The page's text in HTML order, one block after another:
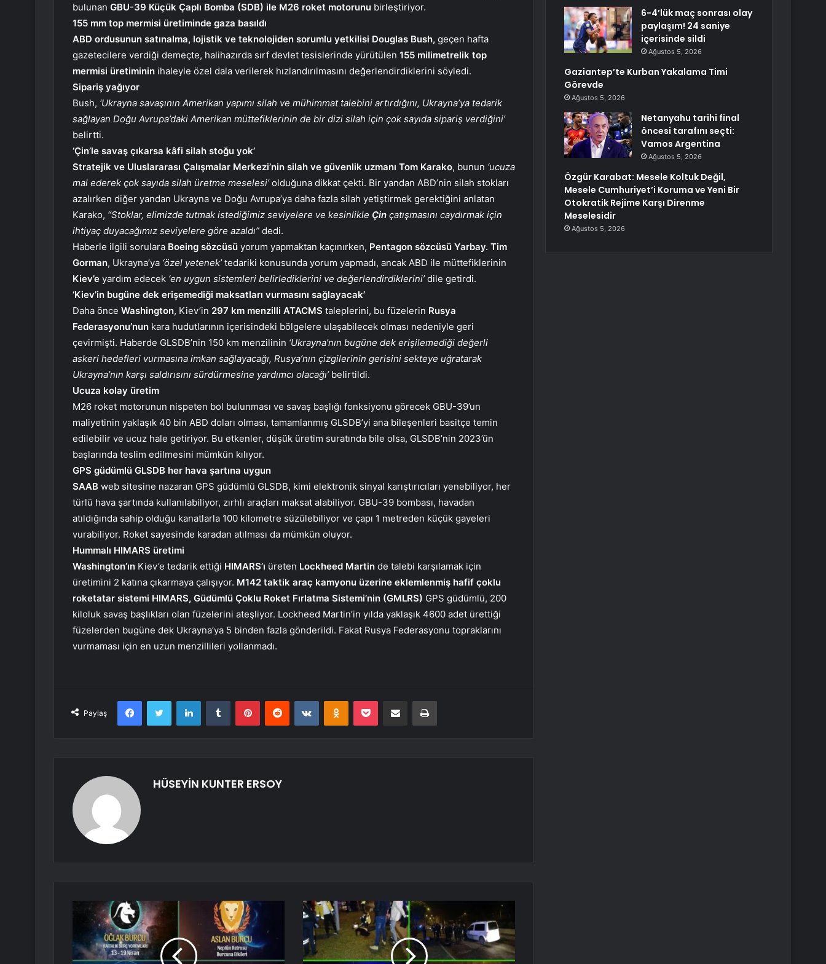
bulunan GBU-39 Küçük Çaplı Bomba (SDB) ile M26 roket motorunu birleştiriyor.
155 mm top mermisi üretiminde gaza basıldı
ABD ordusunun satınalma, lojistik ve teknolojiden sorumlu yetkilisi Douglas Bush, geçen hafta
gazetecilere verdiği demeçte, halihazırda sırf devlet tesislerinde yürütülen 155 milimetrelik top
mermisi üretiminin ihaleyle özel dala verilerek hızlandırılmasını değerlendirdiklerini söyledi.
Sipariş yağıyor
Bush, ‘Ukrayna savaşının Amerikan yapımı silah ve mühimmat talebini artırdığını, Ukrayna’ya tedarik
sağlayan Doğu Avrupa’daki Amerikan müttefiklerinin de bir dizi silah için çok sayıda sipariş verdiğini’
belirtti.
‘Çin’le savaş çıkarsa kâfi silah stoğu yok’
Stratejik ve Uluslararası Çalışmalar Merkezi’nin silah ve güvenlik uzmanı Tom Karako, bunun ‘ucuza
mal ederek çok sayıda silah üretme meselesi’olduğuna dikkat çekti. Bir yandan ABD’nin silah stokları
azalırken diğer yandan Ukrayna ve Doğu Avrupa’ya daha fazla silah yetiştirmek gerektiğini anlatan
Karako, “Stoklar, elimizde tutmak istediğimiz seviyelere ve kesinlikle Çin çatışmasını caydırmak için
ihtiyaç duyacağımız seviyelere göre azaldı” dedi.
Haberle ilgili sorulara Boeing sözcüsü yorum yapmaktan kaçınırken, Pentagon sözcüsü Yarbay. Tim
Gorman, Ukrayna’ya ‘özel yetenek’tedariki konusunda yorum yapmadı, ancak ABD ile müttefiklerinin
Kiev’e yardım edecek ‘en uygun sistemleri belirlediklerini ve değerlendirdiklerini’dile getirdi.
‘Kiev’in bugüne dek erişemediği maksatları vurmasını sağlayacak’
Daha önce Washington, Kiev’in 297 km menzilli ATACMS taleplerini, bu füzelerin Rusya
Federasyonu’nun kara hudutlarının içerisindeki bölgelere ulaşabilecek olması nedeniyle geri
çevirmişti. Haberde GLSDB’nin 150 km menzilinin ‘Ukrayna’nın bugüne dek erişilemediği değerli
askeri hedefleri vurmasına imkan sağlayacağı, Rusya’nın çizgilerinin gerisini sekteye uğratarak
Ukrayna’nın karşı saldırısını sürdürmesine yardımcı olacağı’belirtildi.
Ucuza kolay üretim
M26 roket motorunun nispeten bol bulunması ve savaş başlığı fonksiyonu görecek GBU-39’un
maliyetinin yaklaşık 40 bin ABD doları olması, tamamlanmış GLSDB’yi ana bileşenleri basitçe temin
edilebilir ve ucuz hale getiriyor. Bu etkenler, düşük üretim suratında bile olsa, GLSDB’nin 2023’ün
başlarında teslim edilmesini mümkün kılıyor.
GPS güdümlü GLSDB her hava şartına uygun
SAAB web sitesine nazaran GPS güdümlü GLSDB, kimi elektronik sinyal karıştırıcıları yenebiliyor, her
türlü hava şartında kullanılabiliyor, zırhlı araçları maksat alabiliyor. GBU-39 bombası, havadan
atıldığında sahip olduğu kanatlarla 100 kilometre süzülebiliyor ve çapı 1 metreden küçük gayeleri
vurabiliyor. Roket sayesinde karadan atılması da mümkün oluyor.
Hummalı HIMARS üretimi
Washington’ın Kiev’e tedarik ettiği HIMARS’ı üreten Lockheed Martin de talebi karşılamak için
üretimini 2 katına çıkarmaya çalışıyor. M142 taktik araç kamyonu üzerine eklemlenmiş hafif çoklu
roketatar sistemi HIMARS, Güdümlü Çoklu Roket Fırlatma Sistemi’nin (GMLRS) GPS güdümlü, 200
kiloluk savaş başlıkları olan füzelerini ateşliyor. Lockheed Martin’in yılda yaklaşık 4600 adet ürettiği
füzelerden bugüne dek Ukrayna’ya 5 binden fazla gönderildi. Fakat Rusya Federasyonu topraklarını
vurmaması için en uzun menzillileri yollanmadı.
Paylaş
FacebookTwitter LinkedInTumblr PinterestReddit VKontakteOdnoklassniki
Pocket E-Posta ile paylaş Yazdır
HÜSEYİN KUNTER ERSOY
6-4’lük maç sonrası olay
paylaşım! 24 saniye
içerisinde sildi
Ağustos 5, 2026
Gaziantep’te Kurban Yakalama Timi
Görevde
Ağustos 5, 2026
Netanyahu tarihi final
öncesi tarafını seçti:
Vamos Argentina
Ağustos 5, 2026
Özgür Karabat: Mesele Koltuk Değil,
Mesele Cumhuriyet’i Koruma ve Yeni Bir
Otokratik Rejime Karşı Direnme
Meselesidir
Ağustos 5, 2026